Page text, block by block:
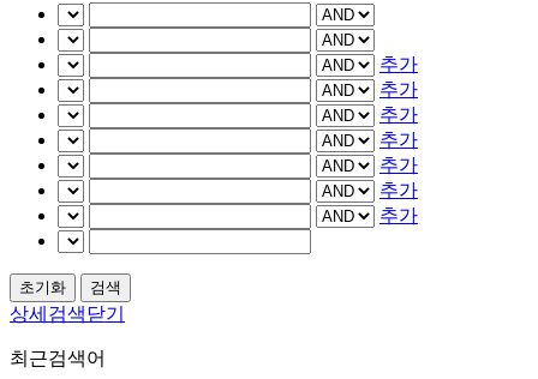
추가
추가
추가
추가
추가
추가
추가
상세검색닫기
최근검색어